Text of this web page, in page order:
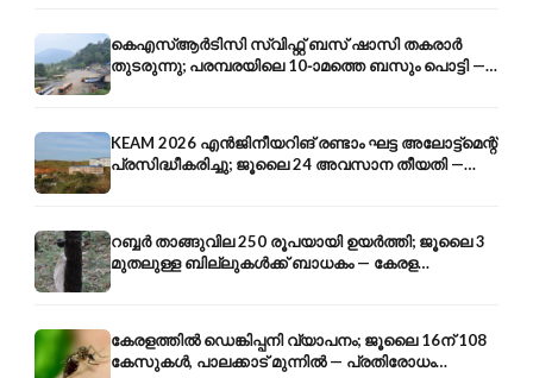
കെഎസ്ആർടിസി സ്വിഫ്റ്റ് ബസ് ഷാസി തകരാർ
തുടരുന്നു; പരമ്പരയിലെ 10-ാമത്തെ ബസും പൊട്ടി —
സുരക്ഷാ ആശങ്ക
KEAM 2026 എൻജിനീയറിങ് രണ്ടാം ഘട്ട അലോട്ട്മെന്റ്
പ്രസിദ്ധീകരിച്ചു; ജൂലൈ 24 അവസാന തീയതി —
അറിയേണ്ടതെല്ലാം
റബ്ബർ താങ്ങുവില 250 രൂപയായി ഉയർത്തി; ജൂലൈ 3
മുതലുള്ള ബില്ലുകൾക്ക് ബാധകം — കേരള
കർഷകർക്ക് ആശ്വാസം
കേരളത്തിൽ ഡെങ്കിപ്പനി വ്യാപനം; ജൂലൈ 16ന് 108
കേസുകൾ, പാലക്കാട് മുന്നിൽ — പ്രതിരോധം